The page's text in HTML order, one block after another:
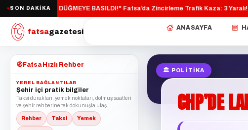
● SON DAKİKA
YOLU İÇİN DÜĞMEYE BASILDI!"·Fatsa’da Zincirleme Trafik Kaza: 3 Yaralı!·
fatsagazetesi ANASAYFA
🧭 Fatsa Hızlı Rehber
YEREL BAĞLANTILAR
Şehir içi pratik bilgiler
Taksi durakları, yemek noktaları, dolmuş saatleri
ve şehir rehberine tek dokunuşla ulaş.
Rehber Taksi Yemek
🏛 POLITIKA
CHP’DE